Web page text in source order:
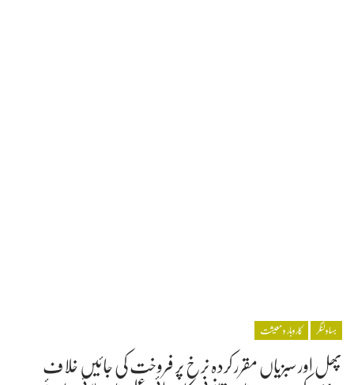
بہاولنگر کاروبار و معیشت
پھل اور سبزیاں مقرر کردہ نرخ پر فروخت کی جائیں خلاف